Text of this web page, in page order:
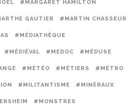
#MARGARET HAMILTON
GAUTIER #MARTIN CHASSEUR
#MÉDIATHÈQUE
#MÉDIÉVAL #MEDOC #MÉDUSE
#MÉTÉO #MÉTIERS #MÉTRO
#MILITANTISME #MINÉRAUX
#MONSTRES